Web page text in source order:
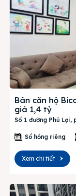
Bán căn hộ
giá 1,4 tỷ
Số 1 đường Phú Lợi,
Sổ hồng riêng
Xem chi tiết